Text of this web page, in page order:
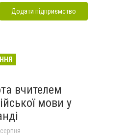
Додати підприємство
вчителем
мови у